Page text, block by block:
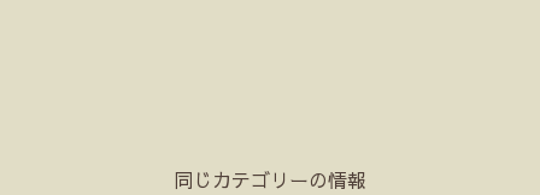
同じカテゴリーの情報